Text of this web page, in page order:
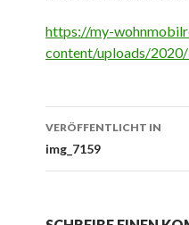
https://my-
content/uploads/
Beitrags-
Navigation
VERÖFFENTLICHT IN
img_7159